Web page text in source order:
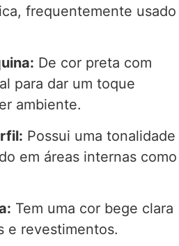
frequentemente usado
De cor preta com
para dar um toque
ambiente.
Possui uma tonalidade
em áreas internas como
Tem uma cor bege clara
e revestimentos.